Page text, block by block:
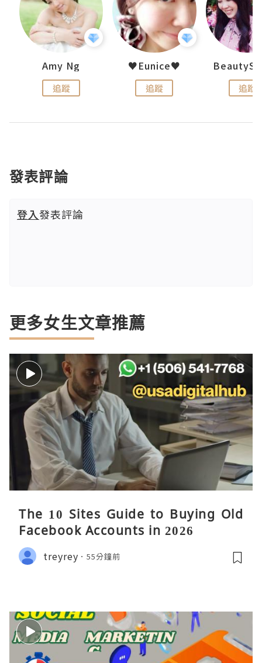
Amy Ng
追蹤
♥Eunice♥
追蹤 追蹤
發表評論
登入發表評論
更多女生文章推薦
The 10 Sites Guide to Buying Old
Facebook Accounts in 2026
treyrey 55分鐘前